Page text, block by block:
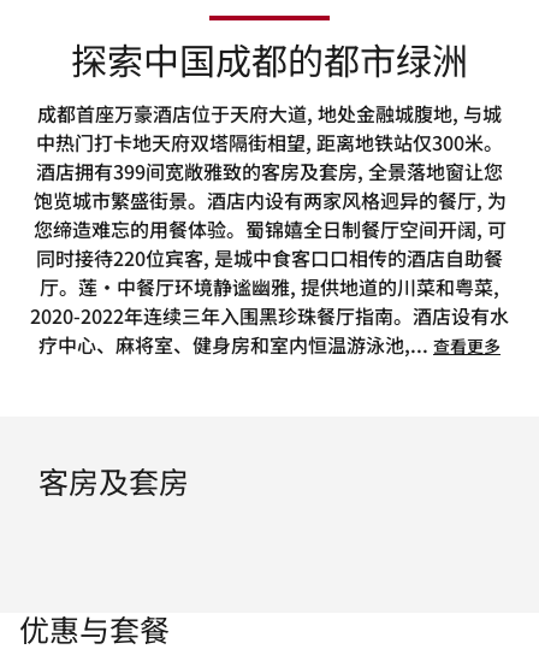
探索中国成都的都市绿洲
成都首座万豪酒店位于天府大道, 地处金融城腹地, 与城
中热门打卡地天府双塔隔街相望, 距离地铁站仅300米。
酒店拥有399间宽敞雅致的客房及套房, 全景落地窗让您
饱览城市繁盛街景。酒店内设有两家风格迥异的餐厅, 为
您缔造难忘的用餐体验。蜀锦嬉全日制餐厅空间开阔, 可
同时接待220位宾客, 是城中食客口口相传的酒店自助餐
厅。莲·中餐厅环境静谧幽雅, 提供地道的川菜和粤菜,
2020-2022年连续三年入围黑珍珠餐厅指南。酒店设有水
疗中心、麻将室、健身房和室内恒温游泳池,... 查看更多
客房及套房
优惠与套餐